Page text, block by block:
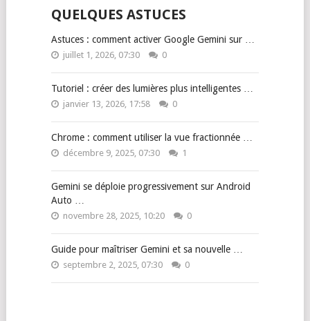
QUELQUES ASTUCES
Astuces : comment activer Google Gemini sur …
juillet 1, 2026, 07:30 0
Tutoriel : créer des lumières plus intelligentes …
janvier 13, 2026, 17:58 0
Chrome : comment utiliser la vue fractionnée …
décembre 9, 2025, 07:30 1
Gemini se déploie progressivement sur Android
Auto …
novembre 28, 2025, 10:20 0
Guide pour maîtriser Gemini et sa nouvelle …
septembre 2, 2025, 07:30 0